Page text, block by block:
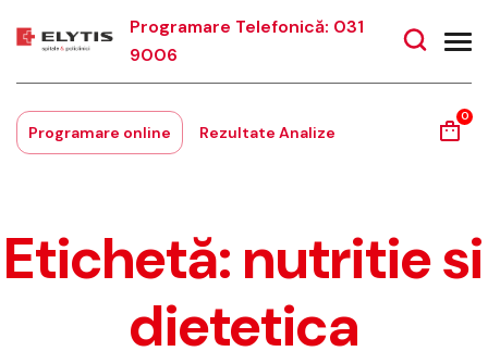
Programare Telefonică: 031
9006
Programare online Rezultate Analize
0
Etichetă: nutritie si
dietetica